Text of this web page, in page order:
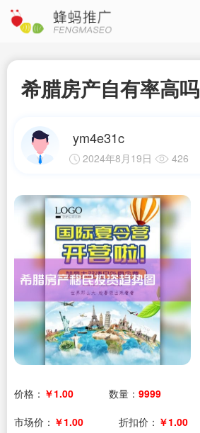
希腊房产自有率高吗
ym4e31c
2024年8月19日 426
价格： ￥1.00 数量： 9999
市场价： ￥1.00 折扣价： ￥1.00